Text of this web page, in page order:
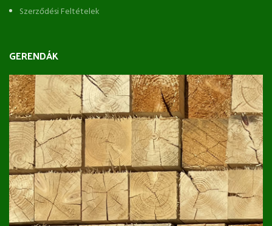
Szerződési Feltételek
GERENDÁK